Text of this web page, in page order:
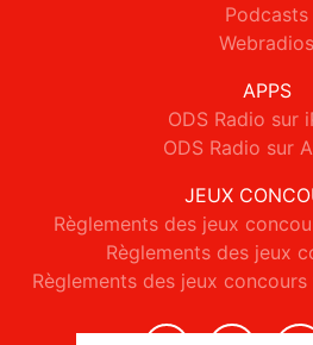
Podcasts
Webradios
APPS
ODS Radio sur
ODS Radio sur
JEUX
Règlements des jeux
Règlements des jeux
Règlements des jeux